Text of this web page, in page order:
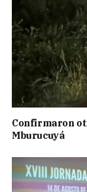
Confirmaron
Mburucuyá